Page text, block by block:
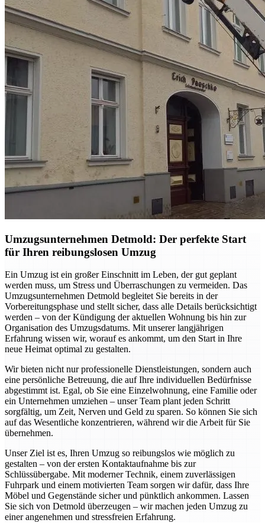
Umzugsunternehmen Detmold: Der perfekte Start
für Ihren reibungslosen Umzug
Ein Umzug ist ein großer Einschnitt im Leben, der gut geplant
werden muss, um Stress und Überraschungen zu vermeiden. Das
Umzugsunternehmen Detmold begleitet Sie bereits in der
Vorbereitungsphase und stellt sicher, dass alle Details berücksichtigt
werden – von der Kündigung der aktuellen Wohnung bis hin zur
Organisation des Umzugsdatums. Mit unserer langjährigen
Erfahrung wissen wir, worauf es ankommt, um den Start in Ihre
neue Heimat optimal zu gestalten.
Wir bieten nicht nur professionelle Dienstleistungen, sondern auch
eine persönliche Betreuung, die auf Ihre individuellen Bedürfnisse
abgestimmt ist. Egal, ob Sie eine Einzelwohnung, eine Familie oder
ein Unternehmen umziehen – unser Team plant jeden Schritt
sorgfältig, um Zeit, Nerven und Geld zu sparen. So können Sie sich
auf das Wesentliche konzentrieren, während wir die Arbeit für Sie
übernehmen.
Unser Ziel ist es, Ihren Umzug so reibungslos wie möglich zu
gestalten – von der ersten Kontaktaufnahme bis zur
Schlüssübergabe. Mit moderner Technik, einem zuverlässigen
Fuhrpark und einem motivierten Team sorgen wir dafür, dass Ihre
Möbel und Gegenstände sicher und pünktlich ankommen. Lassen
Sie sich von Detmold überzeugen – wir machen jeden Umzug zu
einer angenehmen und stressfreien Erfahrung.